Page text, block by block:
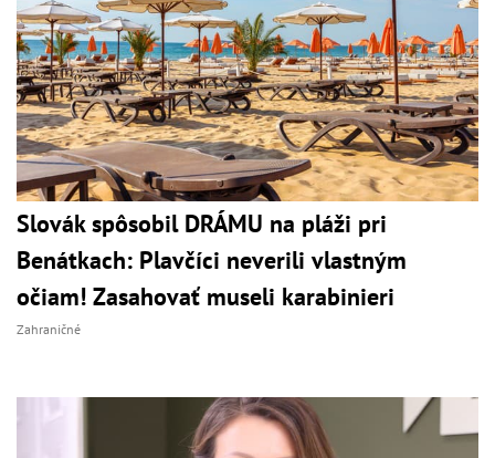
Slovák spôsobil DRÁMU na pláži pri
Benátkach: Plavčíci neverili vlastným
očiam! Zasahovať museli karabinieri
Zahraničné